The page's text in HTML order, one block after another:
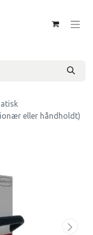
eller håndholdt)